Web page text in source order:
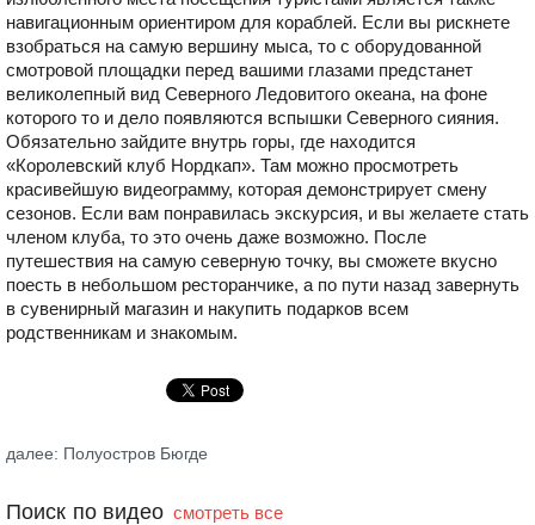
навигационным ориентиром для кораблей. Если вы рискнете
взобраться на самую вершину мыса, то с оборудованной
смотровой площадки перед вашими глазами предстанет
великолепный вид Северного Ледовитого океана, на фоне
которого то и дело появляются вспышки Северного сияния.
Обязательно зайдите внутрь горы, где находится
«Королевский клуб Нордкап». Там можно просмотреть
красивейшую видеограмму, которая демонстрирует смену
сезонов. Если вам понравилась экскурсия, и вы желаете стать
членом клуба, то это очень даже возможно. После
путешествия на самую северную точку, вы сможете вкусно
поесть в небольшом ресторанчике, а по пути назад завернуть
в сувенирный магазин и накупить подарков всем
родственникам и знакомым.
далее: Полуостров Бюгде
Поиск по видео смотреть все